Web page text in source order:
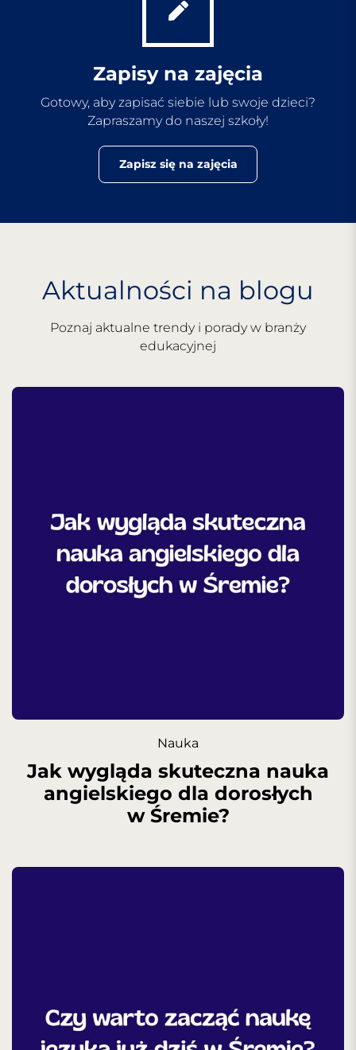
Zapisy na zajęcia
Gotowy, aby zapisać siebie lub swoje dzieci?
Zapraszamy do naszej szkoły!
Zapisz się na zajęcia
Aktualności na blogu
Poznaj aktualne trendy i porady w branży
edukacyjnej
Nauka
Jak wygląda skuteczna nauka
angielskiego dla dorosłych
w Śremie?